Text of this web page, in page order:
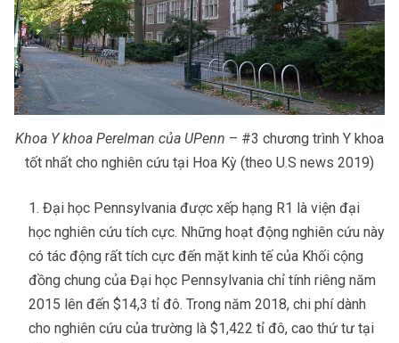
Khoa Y khoa Perelman của UPenn – #3 chương trình Y khoa
tốt nhất cho nghiên cứu tại Hoa Kỳ (theo U.S news 2019)
Đại học Pennsylvania được xếp hạng R1 là viện đại
học nghiên cứu tích cực. Những hoạt động nghiên cứu này
có tác động rất tích cực đến mặt kinh tế của Khối cộng
đồng chung của Đại học Pennsylvania chỉ tính riêng năm
2015 lên đến $14,3 tỉ đô. Trong năm 2018, chi phí dành
cho nghiên cứu của trường là $1,422 tỉ đô, cao thứ tư tại